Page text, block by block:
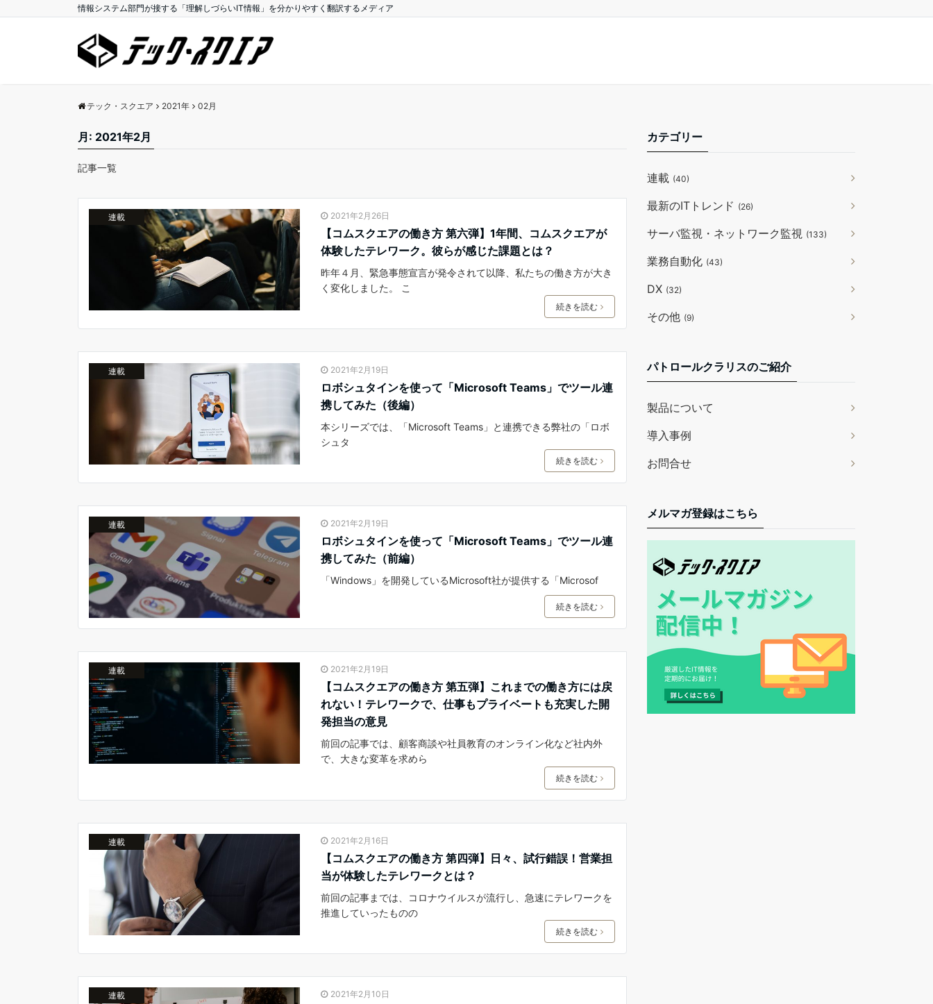
情報システム部門が接する「理解しづらいIT情報」を分かりやすく翻訳するメディア
テック・スクエア 2021年 02月
月: 2021年2月
記事一覧
連載 2021年2月26日
【コムスクエアの働き方 第六弾】1年間、コムスクエアが
体験したテレワーク。彼らが感じた課題とは？
昨年４月、緊急事態宣言が発令されて以降、私たちの働き方が大き
く変化しました。 こ
続きを読む
連載 2021年2月19日
ロボシュタインを使って「Microsoft Teams」でツール連
携してみた（後編）
本シリーズでは、「Microsoft Teams」と連携できる弊社の「ロボ
シュタ
続きを読む
連載 2021年2月19日
ロボシュタインを使って「Microsoft Teams」でツール連
携してみた（前編）
「Windows」を開発しているMicrosoft社が提供する「Microsof
続きを読む
連載 2021年2月19日
【コムスクエアの働き方 第五弾】これまでの働き方には戻
れない！テレワークで、仕事もプライベートも充実した開
発担当の意見
前回の記事では、顧客商談や社員教育のオンライン化など社内外
で、大きな変革を求めら
続きを読む
連載 2021年2月16日
【コムスクエアの働き方 第四弾】日々、試行錯誤！営業担
当が体験したテレワークとは？
前回の記事までは、コロナウイルスが流行し、急速にテレワークを
推進していったものの
続きを読む
連載 2021年2月10日
カテゴリー
連載 (40)
最新のITトレンド (26)
サーバ監視・ネットワーク監視 (133)
業務自動化 (43)
DX (32)
その他 (9)
パトロールクラリスのご紹介
製品について
導入事例
お問合せ
メルマガ登録はこちら